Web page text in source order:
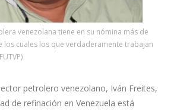
venezolana tiene en su nómina más de
los cuales los que verdaderamente trabajan
petrolero venezolano, Iván Freites,
de refinación en Venezuela está